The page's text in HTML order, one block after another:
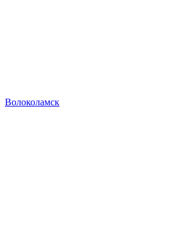
Волоколамск